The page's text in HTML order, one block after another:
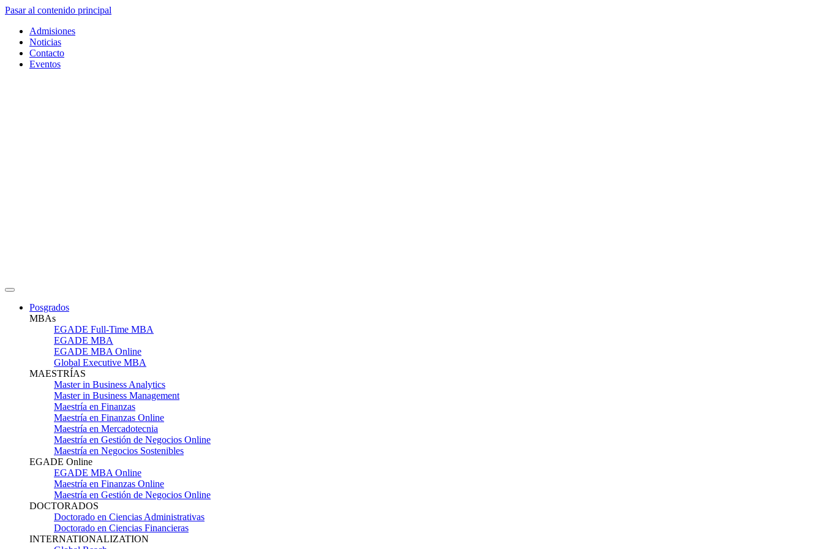
Pasar al contenido principal
Admisiones
Noticias
Contacto
Eventos
Posgrados
MBAs
EGADE Full-Time MBA
EGADE MBA
EGADE MBA Online
Global Executive MBA
MAESTRÍAS
Master in Business Analytics
Master in Business Management
Maestría en Finanzas
Maestría en Finanzas Online
Maestría en Mercadotecnia
Maestría en Gestión de Negocios Online
Maestría en Negocios Sostenibles
EGADE Online
EGADE MBA Online
Maestría en Finanzas Online
Maestría en Gestión de Negocios Online
DOCTORADOS
Doctorado en Ciencias Administrativas
Doctorado en Ciencias Financieras
INTERNATIONALIZATION